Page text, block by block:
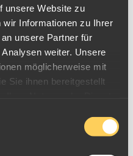
unsere Website zu
wir Informationen zu Ihrer
unsere Partner für
weiter. Unsere
möglicherweise mit
Sie ihnen bereitgestellt